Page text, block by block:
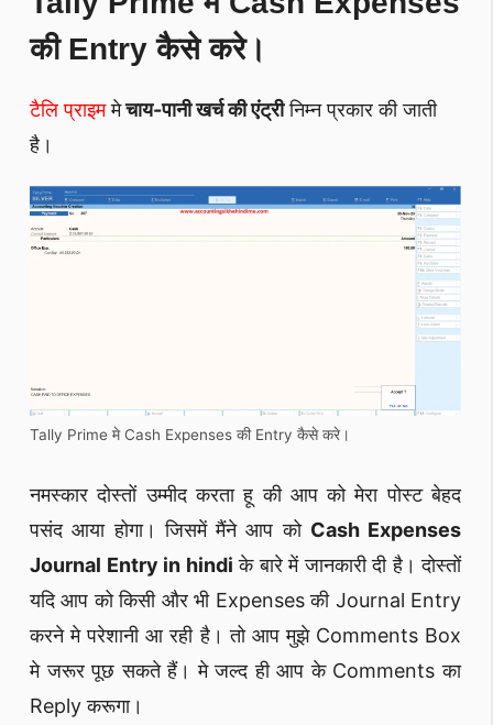
की Entry कैसे करे।
टैलि प्राइममेचाय-पानी खर्च की एंट्रीनिम्न प्रकार की जाती
है।
Tally Prime मे Cash Expenses की Entry कैसे करे।
नमस्कार दोस्तों उम्मीद करता हू की आप को मेरा पोस्ट बेहद
पसंद आया होगा। जिसमें मैंने आप को Cash Expenses
Journal Entry in hindi के बारे में जानकारी दी है। दोस्तों
यदि आप को किसी और भी Expenses की Journal Entry
करने मे परेशानी आ रही है। तो आप मुझे Comments Box
मे जरूर पूछ सकते हैं। मे जल्द ही आप के Comments का
Reply करूगा।